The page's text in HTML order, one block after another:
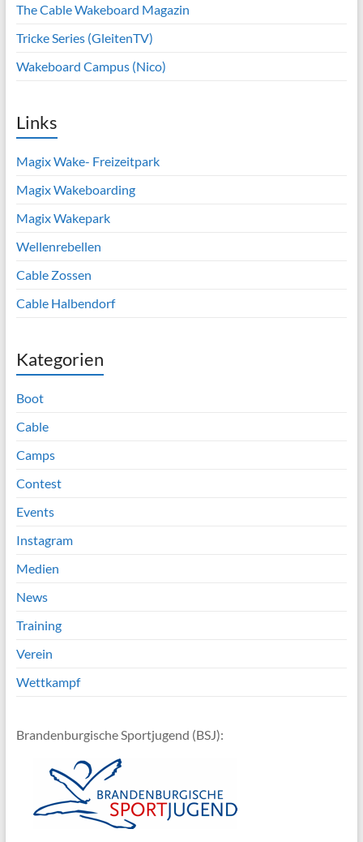
The Cable Wakeboard Magazin
Tricke Series (GleitenTV)
Wakeboard Campus (Nico)
Links
Magix Wake- Freizeitpark
Magix Wakeboarding
Magix Wakepark
Wellenrebellen
Cable Zossen
Cable Halbendorf
Kategorien
Boot
Cable
Camps
Contest
Events
Instagram
Medien
News
Training
Verein
Wettkampf
Brandenburgische Sportjugend (BSJ):